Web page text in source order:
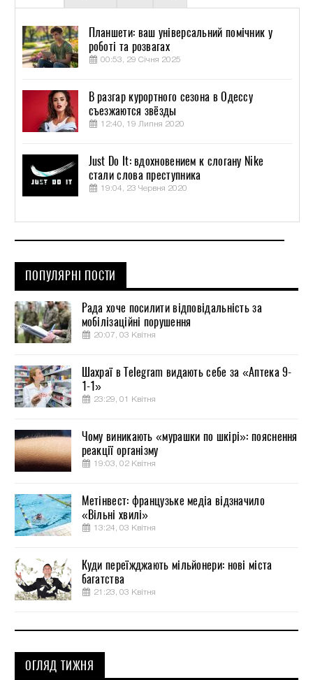
Планшети: ваш універсальний помічник у
роботі та розвагах
00:53, 29 Січня 2025
В разгар курортного сезона в Одессу
съезжаются звёзды
12:40, 19 Липня 2020
Just Do It: вдохновением к слогану Nike
стали слова преступника
19:04, 23 Червня 2020
ПОПУЛЯРНІ ПОСТИ
Рада хоче посилити відповідальність за
мобілізаційні порушення
20:07, 03 Квітня
Шахраї в Telegram видають себе за «Аптека 9-
1-1»
23:29, 01 Квітня
Чому виникають «мурашки по шкірі»: пояснення
реакції організму
19:03, 02 Квітня
Метінвест: французьке медіа відзначило
«Вільні хвилі»
13:24, 03 Квітня
Куди переїжджають мільйонери: нові міста
багатства
21:23, 03 Квітня
ОГЛЯД ТИЖНЯ